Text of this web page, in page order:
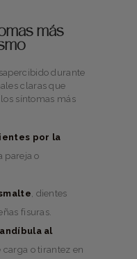
más
durante
claras que
síntomas más
por la
pareja o
, dientes
fisuras.
al
carga o tirantez en